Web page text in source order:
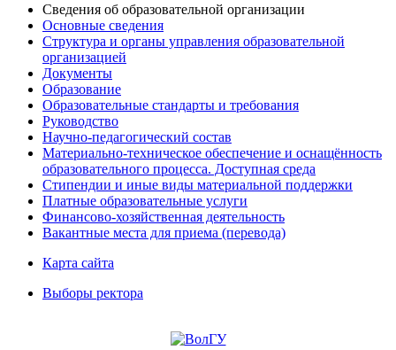
Сведения об образовательной организации
Основные сведения
Структура и органы управления образовательной
организацией
Документы
Образование
Образовательные стандарты и требования
Руководство
Научно-педагогический состав
Материально-техническое обеспечение и оснащённость
образовательного процесса. Доступная среда
Стипендии и иные виды материальной поддержки
Платные образовательные услуги
Финансово-хозяйственная деятельность
Вакантные места для приема (перевода)
Карта сайта
Выборы ректора